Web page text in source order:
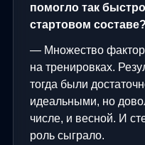
помогло так
стартовом составе?
— Множество
на тренировках.
тогда были
идеальными, но
числе, и весной. И
роль сыграло.